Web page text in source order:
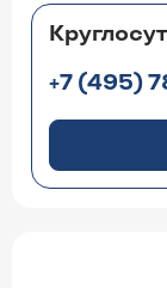
+7 (495)